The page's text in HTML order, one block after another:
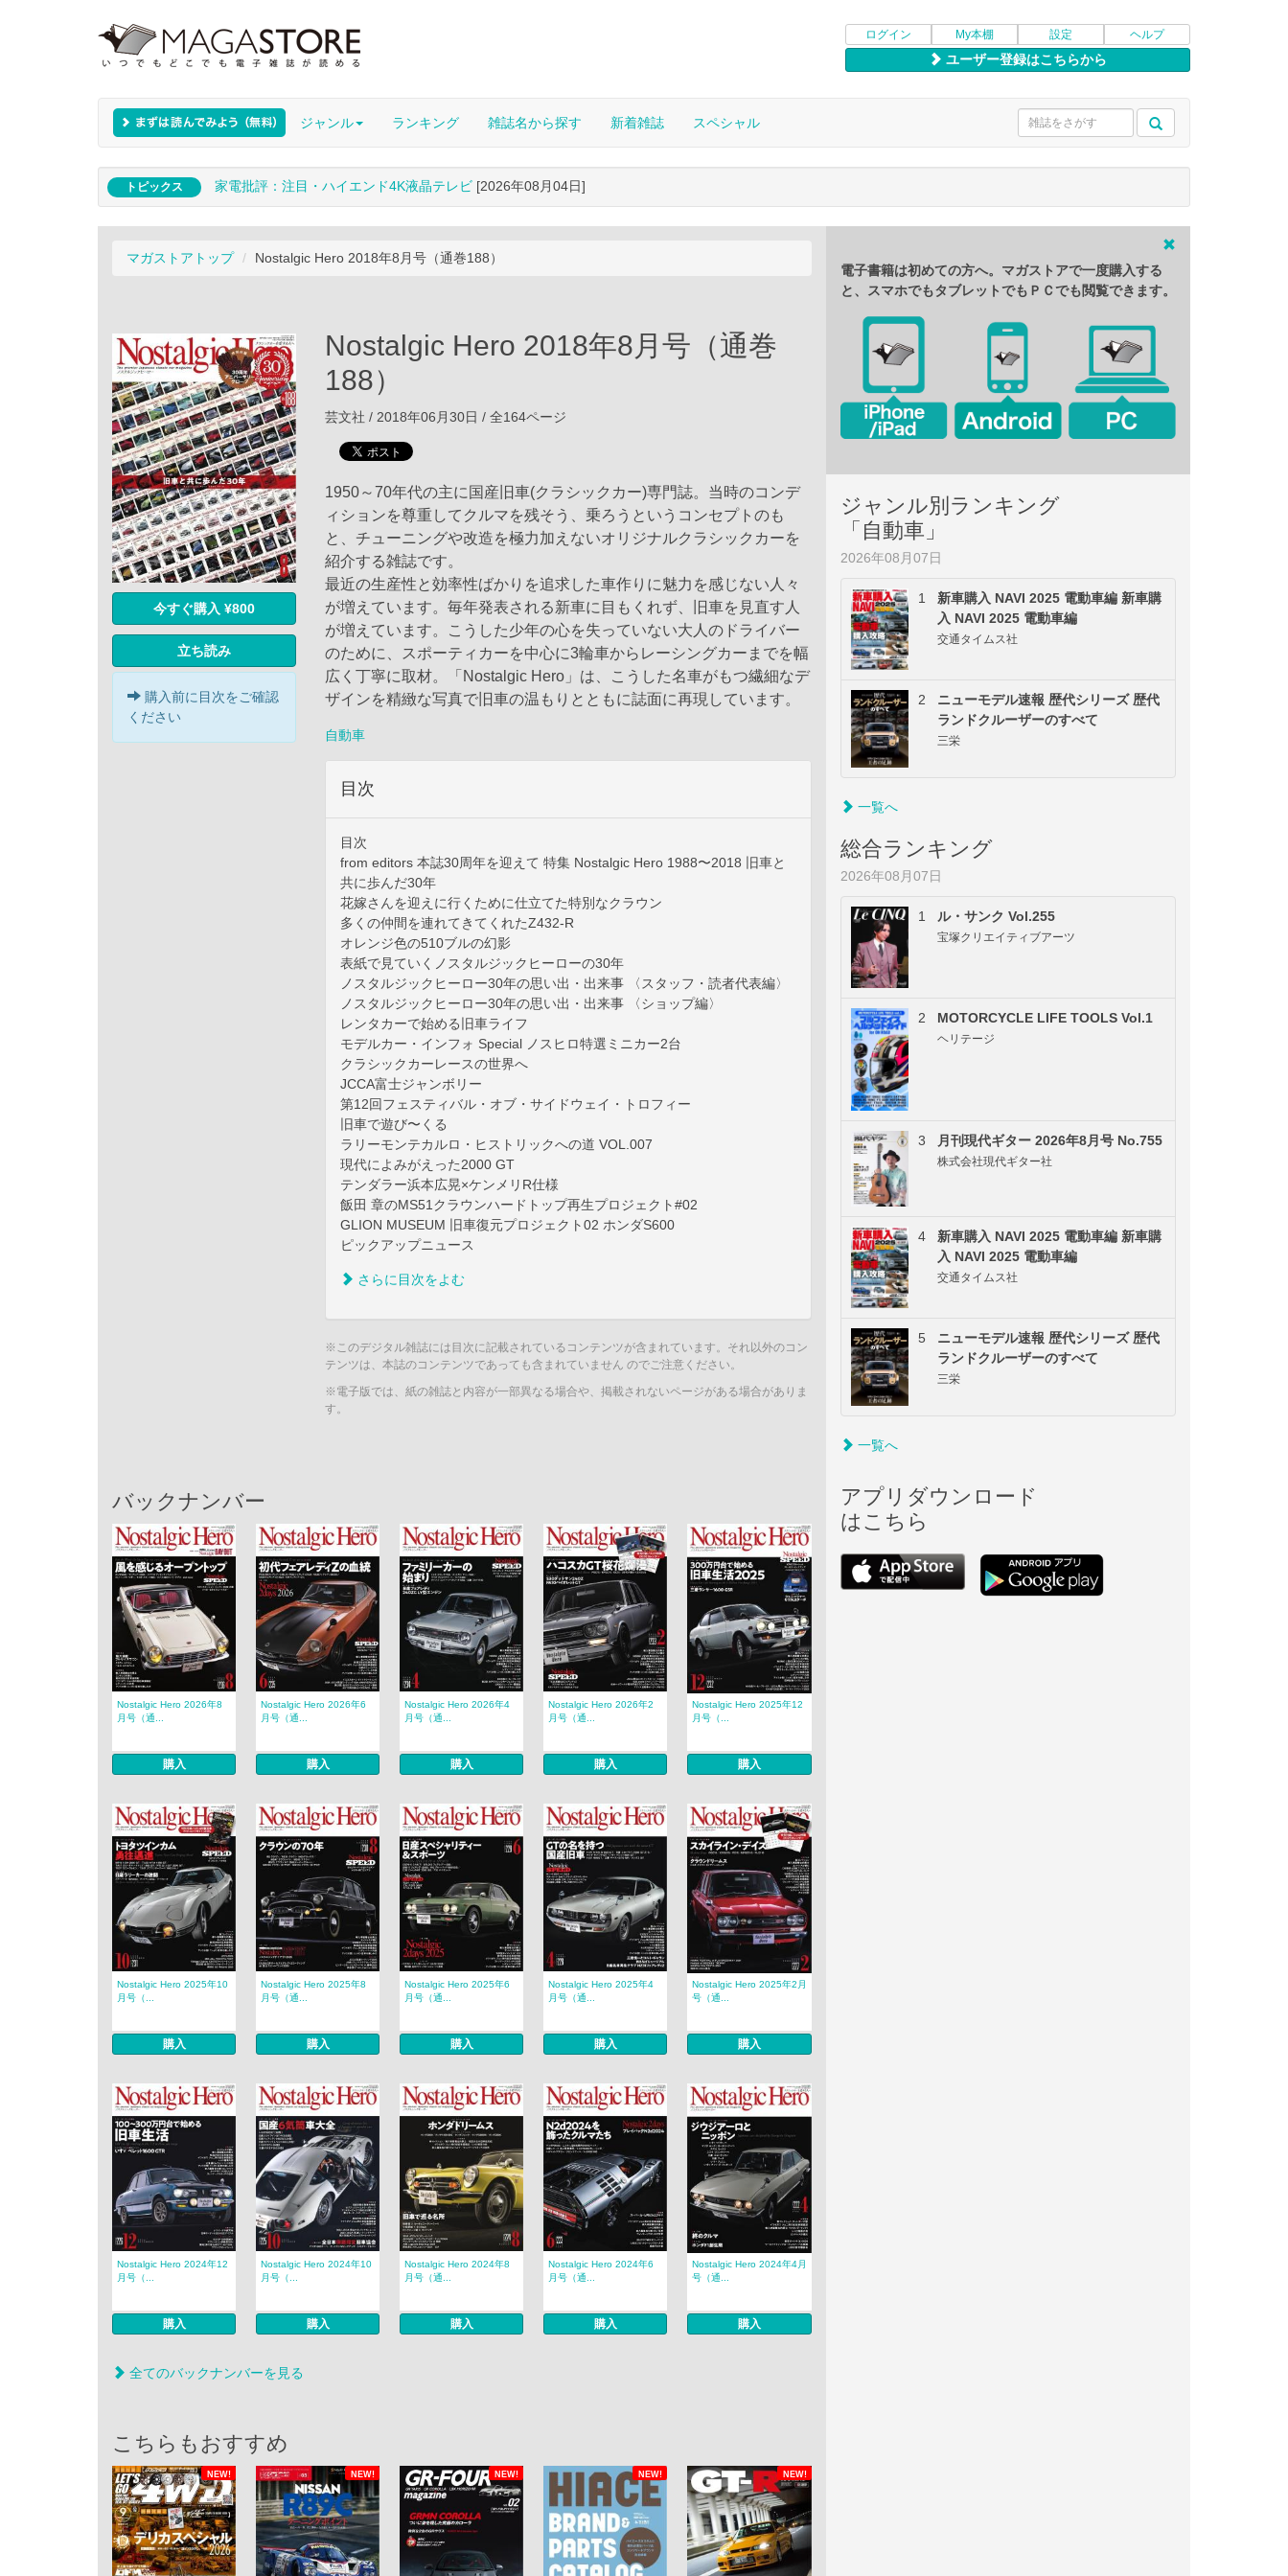
ログイン My本棚 設定 ヘルプ
ユーザー登録はこちらから
ジャンル ランキング 雑誌名から探す 新着雑誌 スペシャル
トピックス 家電批評：注目・ハイエンド4K液晶テレビ [2026年08月04日]
マガストアトップ Nostalgic Hero 2018年8月号（通巻188）
今すぐ購入 ¥800
立ち読み
購入前に目次をご確認
ください
Nostalgic Hero 2018年8月号（通巻
188）
芸文社 / 2018年06月30日 / 全164ページ
1950～70年代の主に国産旧車(クラシックカー)専門誌。当時のコンデ
ィションを尊重してクルマを残そう、乗ろうというコンセプトのも
と、チューニングや改造を極力加えないオリジナルクラシックカーを
紹介する雑誌です。
最近の生産性と効率性ばかりを追求した車作りに魅力を感じない人々
が増えています。毎年発表される新車に目もくれず、旧車を見直す人
が増えています。こうした少年の心を失っていない大人のドライバー
のために、スポーティカーを中心に3輪車からレーシングカーまでを幅
広く丁寧に取材。「Nostalgic Hero」は、こうした名車がもつ繊細なデ
ザインを精緻な写真で旧車の温もりとともに誌面に再現しています。
自動車
目次
目次
from editors 本誌30周年を迎えて 特集 Nostalgic Hero 1988〜2018 旧車と
共に歩んだ30年
花嫁さんを迎えに行くために仕立てた特別なクラウン
多くの仲間を連れてきてくれたZ432-R
オレンジ色の510ブルの幻影
表紙で見ていくノスタルジックヒーローの30年
ノスタルジックヒーロー30年の思い出・出来事 〈スタッフ・読者代表編〉
ノスタルジックヒーロー30年の思い出・出来事 〈ショップ編〉
レンタカーで始める旧車ライフ
モデルカー・インフォ Special ノスヒロ特選ミニカー2台
クラシックカーレースの世界へ
JCCA富士ジャンボリー
第12回フェスティバル・オブ・サイドウェイ・トロフィー
旧車で遊び〜くる
ラリーモンテカルロ・ヒストリックへの道 VOL.007
現代によみがえった2000 GT
テンダラー浜本広晃×ケンメリR仕様
飯田 章のMS51クラウンハードトップ再生プロジェクト#02
GLION MUSEUM 旧車復元プロジェクト02 ホンダS600
ピックアップニュース
さらに目次をよむ
※このデジタル雑誌には目次に記載されているコンテンツが含まれています。それ以外のコン
テンツは、本誌のコンテンツであっても含まれていません のでご注意ください。
※電子版では、紙の雑誌と内容が一部異なる場合や、掲載されないページがある場合がありま
す。
バックナンバー
Nostalgic Hero 2026年8
月号（通...
購入
Nostalgic Hero 2026年6
月号（通...
購入
Nostalgic Hero 2026年4
月号（通...
購入
Nostalgic Hero 2026年2
月号（通...
購入
Nostalgic Hero 2025年12
月号（...
購入
Nostalgic Hero 2025年10
月号（...
購入
Nostalgic Hero 2025年8
月号（通...
購入
Nostalgic Hero 2025年6
月号（通...
購入
Nostalgic Hero 2025年4
月号（通...
購入
Nostalgic Hero 2025年2月
号（通...
購入
Nostalgic Hero 2024年12
月号（...
購入
Nostalgic Hero 2024年10
月号（...
購入
Nostalgic Hero 2024年8
月号（通...
購入
Nostalgic Hero 2024年6
月号（通...
購入
Nostalgic Hero 2024年4月
号（通...
購入
全てのバックナンバーを見る
こちらもおすすめ
NEW! NEW! NEW! NEW! NEW!
電子書籍は初めての方へ。マガストアで一度購入する
と、スマホでもタブレットでもＰＣでも閲覧できます。
ジャンル別ランキング
「自動車」
2026年08月07日
1
新車購入 NAVI 2025 電動車編 新車購
入 NAVI 2025 電動車編
交通タイムス社
2
ニューモデル速報 歴代シリーズ 歴代
ランドクルーザーのすべて
三栄
一覧へ
総合ランキング
2026年08月07日
1 ル・サンク Vol.255
宝塚クリエイティブアーツ
2 MOTORCYCLE LIFE TOOLS Vol.1
ヘリテージ
3 月刊現代ギター 2026年8月号 No.755
株式会社現代ギター社
4
新車購入 NAVI 2025 電動車編 新車購
入 NAVI 2025 電動車編
交通タイムス社
5
ニューモデル速報 歴代シリーズ 歴代
ランドクルーザーのすべて
三栄
一覧へ
アプリダウンロード
はこちら